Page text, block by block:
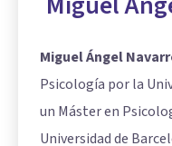
Miguel Ángel
Psicología por la
un Máster en
Universidad de